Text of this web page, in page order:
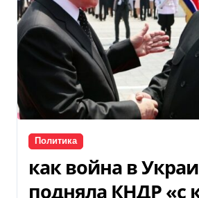
Политика
как война в
подняла КНДР «с